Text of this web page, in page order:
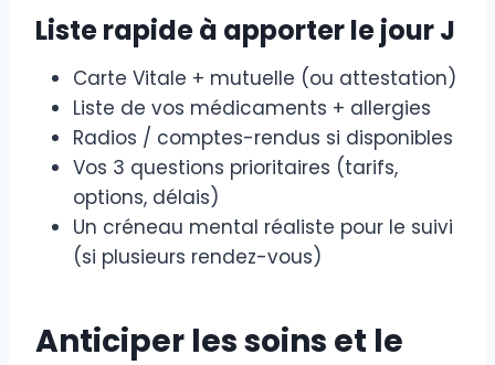
Liste rapide à apporter le jour J
Carte Vitale + mutuelle (ou attestation)
Liste de vos médicaments + allergies
Radios / comptes-rendus si disponibles
Vos 3 questions prioritaires (tarifs,
options, délais)
Un créneau mental réaliste pour le suivi
(si plusieurs rendez-vous)
Anticiper les soins et le